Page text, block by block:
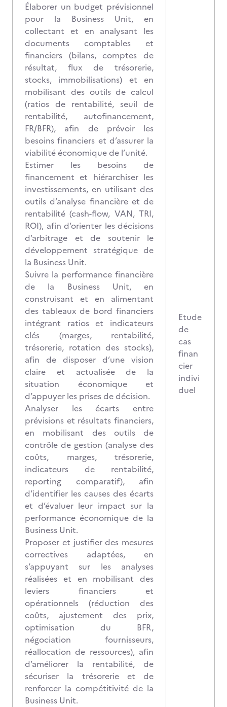
Élaborer un budget prévisionnel
pour la Business Unit, en
collectant et en analysant les
documents comptables et
financiers (bilans, comptes de
résultat, flux de trésorerie,
stocks, immobilisations) et en
mobilisant des outils de calcul
(ratios de rentabilité, seuil de
rentabilité, autofinancement,
FR/BFR), afin de prévoir les
besoins financiers et d’assurer la
viabilité économique de l’unité.
Estimer les besoins de
financement et hiérarchiser les
investissements, en utilisant des
outils d’analyse financière et de
rentabilité (cash-flow, VAN, TRI,
ROI), afin d’orienter les décisions
d’arbitrage et de soutenir le
développement stratégique de
la Business Unit.
Suivre la performance financière
de la Business Unit, en
construisant et en alimentant
des tableaux de bord financiers
intégrant ratios et indicateurs
clés (marges, rentabilité,
trésorerie, rotation des stocks),
afin de disposer d’une vision
claire et actualisée de la
situation économique et
d’appuyer les prises de décision.
Analyser les écarts entre
prévisions et résultats financiers,
en mobilisant des outils de
contrôle de gestion (analyse des
coûts, marges, trésorerie,
indicateurs de rentabilité,
reporting comparatif), afin
d’identifier les causes des écarts
et d’évaluer leur impact sur la
performance économique de la
Business Unit.
Proposer et justifier des mesures
correctives adaptées, en
s’appuyant sur les analyses
réalisées et en mobilisant des
leviers financiers et
opérationnels (réduction des
coûts, ajustement des prix,
optimisation du BFR,
négociation fournisseurs,
réallocation de ressources), afin
d’améliorer la rentabilité, de
sécuriser la trésorerie et de
renforcer la compétitivité de la
Business Unit.
Etude
de
cas
finan
cier
indivi
duel